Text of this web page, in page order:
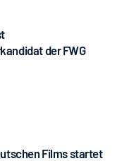
der FWG
Films startet